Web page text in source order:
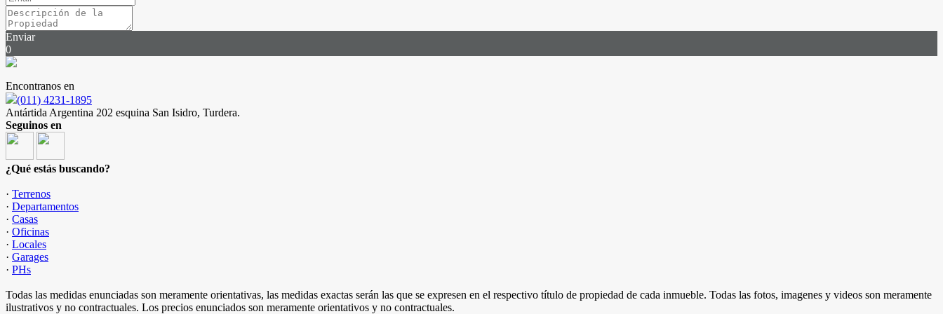
Enviar
0
Encontranos en
(011) 4231-1895
Antártida Argentina 202 esquina San Isidro, Turdera.
Seguinos en
¿Qué estás buscando?
· Terrenos
· Departamentos
· Casas
· Oficinas
· Locales
· Garages
· PHs
Todas las medidas enunciadas son meramente orientativas, las medidas exactas serán las que se expresen en el respectivo título de propiedad de cada inmueble. Todas las fotos, imagenes y videos son meramente
ilustrativos y no contractuales. Los precios enunciados son meramente orientativos y no contractuales.